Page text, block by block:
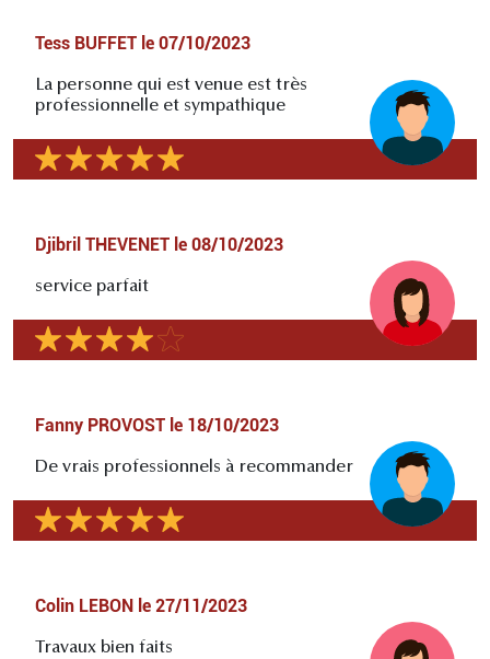
Tess BUFFET le 07/10/2023
La personne qui est venue est très
professionnelle et sympathique
Djibril THEVENET le 08/10/2023
service parfait
Fanny PROVOST le 18/10/2023
De vrais professionnels à recommander
Colin LEBON le 27/11/2023
Travaux bien faits